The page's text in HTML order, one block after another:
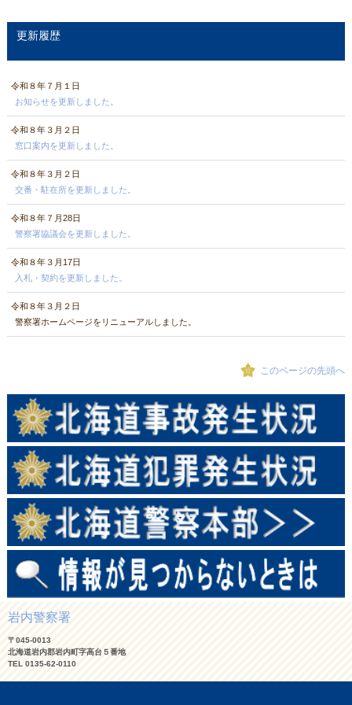
更新履歴
令和８年７月１日
お知らせを更新しました。
令和８年３月２日
窓口案内を更新しました。
令和８年３月２日
交番・駐在所を更新しました。
令和８年７月28日
警察署協議会を更新しました。
令和８年３月17日
入札・契約を更新しました。
令和８年３月２日
警察署ホームページをリニューアルしました。
このページの先頭へ
岩内警察署
〒045-0013
北海道岩内郡岩内町字高台５番地
TEL 0135-62-0110